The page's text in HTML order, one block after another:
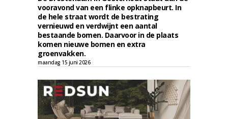
vooravond van een flinke opknapbeurt. In
de hele straat wordt de bestrating
vernieuwd en verdwijnt een aantal
bestaande bomen. Daarvoor in de plaats
komen nieuwe bomen en extra
groenvakken.
maandag 15 juni 2026